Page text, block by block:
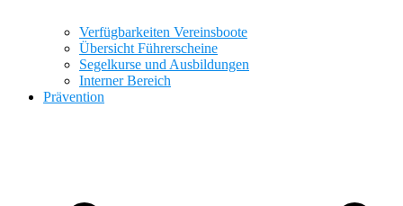
Verfügbarkeiten Vereinsboote
Übersicht Führerscheine
Segelkurse und Ausbildungen
Interner Bereich
Prävention